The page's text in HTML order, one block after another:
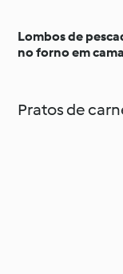
Lombos de
no forno em
Pratos de